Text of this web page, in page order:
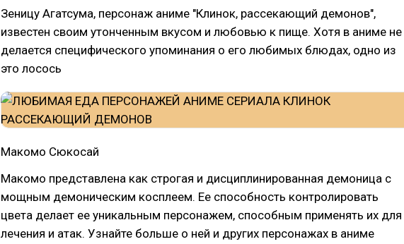
Зеницу Агатсума, персонаж аниме "Клинок, рассекающий демонов",
известен своим утонченным вкусом и любовью к пище. Хотя в аниме не
делается специфического упоминания о его любимых блюдах, одно из
это лосось
Макомо Сюкосай
Макомо представлена как строгая и дисциплинированная демоница с
мощным демоническим косплеем. Ее способность контролировать
цвета делает ее уникальным персонажем, способным применять их для
лечения и атак. Узнайте больше о ней и других персонажах в аниме